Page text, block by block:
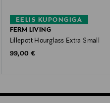
EELIS KUPONGIGA
FERM LIVING
Lillepott Hourglass Extra Small
Original Price
99,00 €